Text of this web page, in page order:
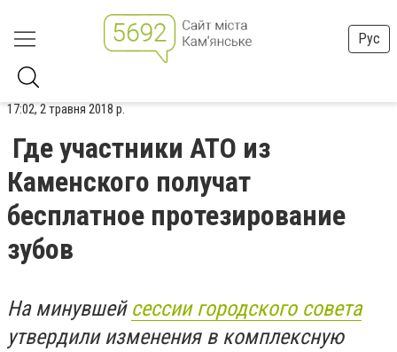
Рус
17:02, 2 травня 2018 р.
Где участники АТО из
Каменского получат
бесплатное протезирование
зубов
На минувшей сессии городского совета
утвердили изменения в комплексную